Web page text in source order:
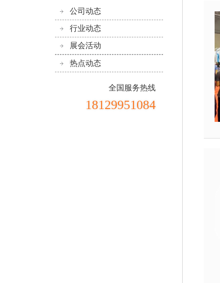
公司动态
行业动态
展会活动
热点动态
全国服务热线
18129951084